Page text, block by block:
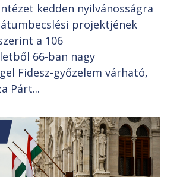
kedden nyilvánosságra
projektjének
a 106
66-ban nagy
Fidesz-győzelem várható,
Párt...